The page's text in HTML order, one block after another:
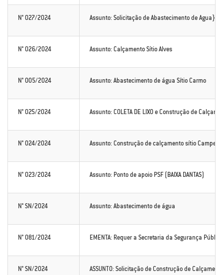
N° 027/2024 Assunto: Solicitação de Abastecimento de Agua}
N° 026/2024 Assunto: Calçamento Sítio Alves
N° 005/2024 Assunto: Abastecimento de água Sítio Carmo
N° 025/2024 Assunto: COLETA DE LIXO e Construção de
N° 024/2024 Assunto: Construção de calçamento sítio
N° 023/2024 Assunto: Ponto de apoio PSF (BAIXA DANTAS)
N° SN/2024 Assunto: Abastecimento de água
N° 081/2024 EMENTA: Requer a Secretaria da Segurança
N° SN/2024 ASSUNTO: Solicitação de Construção de Calçamento